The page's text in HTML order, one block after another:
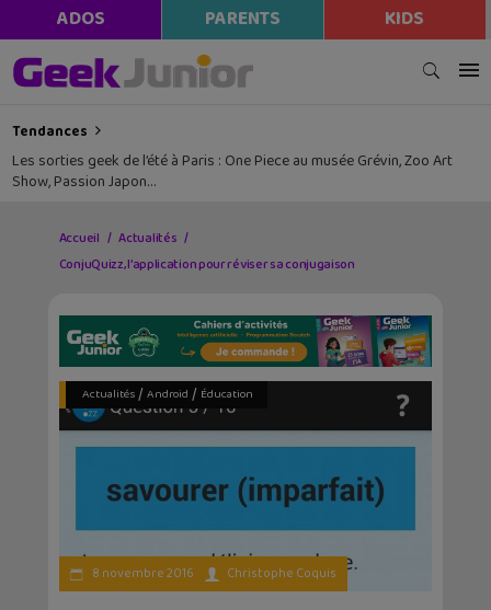
ADOS PARENTS KIDS
Tendances
Les sorties geek de l’été à Paris : One Piece au musée Grévin, Zoo Art
Show, Passion Japon…
Accueil
Actualités
ConjuQuizz, l’application pour réviser sa conjugaison
Actualités/ Android / Éducation
8 novembre 2016 Christophe Coquis